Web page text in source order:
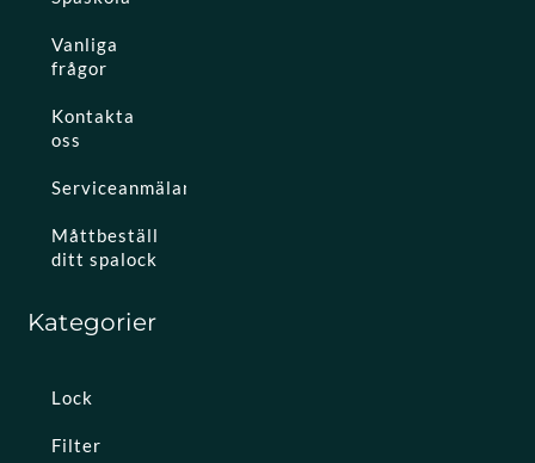
Vanliga
frågor
Kontakta
oss
Serviceanmälan
Måttbeställ
ditt spalock
Kategorier
Lock
Filter